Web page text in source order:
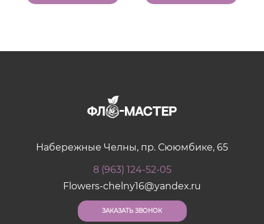
Набережные Челны, пр. Сююмбике, 65
8 (963) 124-52-05
Flowers-chelny16@yandex.ru
ЗАКАЗАТЬ ЗВОНОК